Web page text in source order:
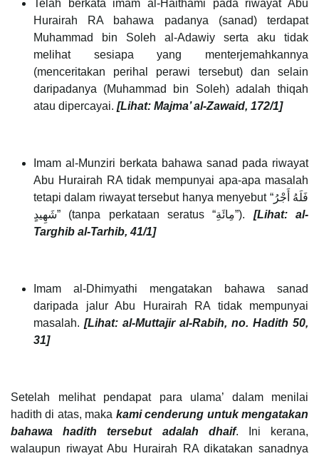
Telah berkata imam al-Haithami pada riwayat Abu
Hurairah RA bahawa padanya (sanad) terdapat
Muhammad bin Soleh al-Adawiy serta aku tidak
melihat sesiapa yang menterjemahkannya
(menceritakan perihal perawi tersebut) dan selain
daripadanya (Muhammad bin Soleh) adalah thiqah
atau dipercayai. [Lihat: Majma’ al-Zawaid, 172/1]
Imam al-Munziri berkata bahawa sanad pada riwayat
Abu Hurairah RA tidak mempunyai apa-apa masalah
tetapi dalam riwayat tersebut hanya menyebut “فَلَهُ أَجْرُ
شَهِيدٍ” (tanpa perkataan seratus “مِائَةِ”). [Lihat: al-
Targhib al-Tarhib, 41/1]
Imam al-Dhimyathi mengatakan bahawa sanad
daripada jalur Abu Hurairah RA tidak mempunyai
masalah. [Lihat: al-Muttajir al-Rabih, no. Hadith 50,
31]
Setelah melihat pendapat para ulama’ dalam menilai
hadith di atas, maka kami cenderung untuk mengatakan
bahawa hadith tersebut adalah dhaif. Ini kerana,
walaupun riwayat Abu Hurairah RA dikatakan sanadnya